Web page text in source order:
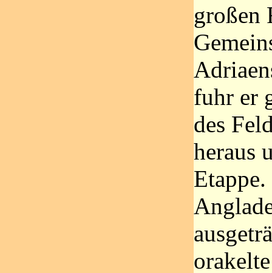
großen
fuhr er
des
heraus